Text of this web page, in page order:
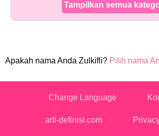
Tampilkan semua
Apakah nama Anda Zulkifli? Pilih nama
Change Language
arti-definisi.com